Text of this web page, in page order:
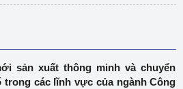
sản xuất thông minh và chuyển
trong các lĩnh vực của ngành Công